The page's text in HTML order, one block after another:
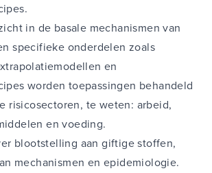
in de basale mechanismen van
specifieke onderdelen zoals
en
worden toepassingen behandeld
risicosectoren, te weten: arbeid,
en voeding.
blootstelling aan giftige stoffen,
mechanismen en epidemiologie.